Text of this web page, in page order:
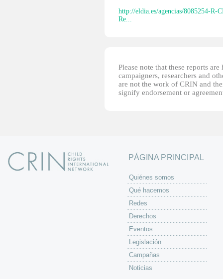
http://eldia.es/agencias/8085254-
Re...
Please note that these reports
campaigners, researchers and
are not the work of CRIN and
signify endorsement or
PÁGINA PRINCIPAL
Quiénes somos
Qué hacemos
Redes
Derechos
Eventos
Legislación
Campañas
Noticias